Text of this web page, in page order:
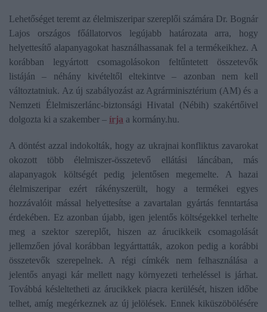
Lehetőséget teremt az élelmiszeripar szereplői számára Dr. Bognár
Lajos országos főállatorvos legújabb határozata arra, hogy
helyettesítő alapanyagokat használhassanak fel a termékeikhez. A
korábban legyártott csomagolásokon feltűntetett összetevők
listáján – néhány kivételtől eltekintve – azonban nem kell
változtatniuk. Az új szabályozást az Agrárminisztérium (AM) és a
Nemzeti Élelmiszerlánc-biztonsági Hivatal (Nébih) szakértőivel
dolgozta ki a szakember – írja a kormány.hu.
A döntést azzal indokolták, hogy az ukrajnai konfliktus zavarokat
okozott több élelmiszer-összetevő ellátási láncában, más
alapanyagok költségét pedig jelentősen megemelte. A hazai
élelmiszeripar ezért rákényszerült, hogy a termékei egyes
hozzávalóit mással helyettesítse a zavartalan gyártás fenntartása
érdekében. Ez azonban újabb, igen jelentős költségekkel terhelte
meg a szektor szereplőt, hiszen az árucikkeik csomagolását
jellemzően jóval korábban legyárttatták, azokon pedig a korábbi
összetevők szerepelnek. A régi címkék nem felhasználása a
jelentős anyagi kár mellett nagy környezeti terheléssel is járhat.
Továbbá késleltetheti az árucikkek piacra kerülését, hiszen időbe
telhet, amíg megérkeznek az új jelölések. Ennek kiküszöbölésére